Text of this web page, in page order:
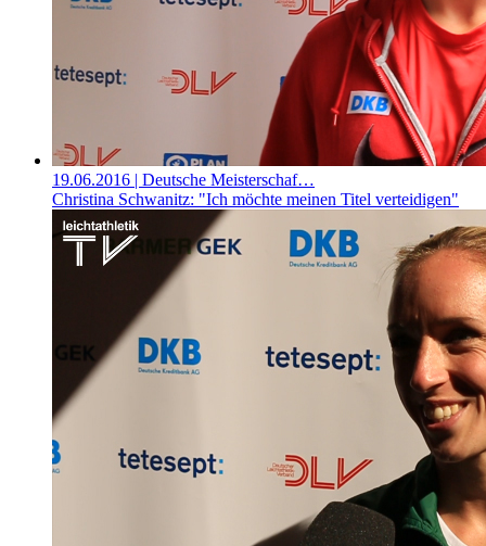
19.06.2016 | Deutsche Meisterschaf…
Christina Schwanitz: "Ich möchte meinen Titel verteidigen"